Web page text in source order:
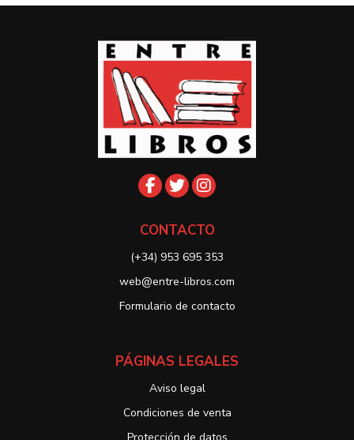
CONTACTO
(+34) 953 695 353
web@entre-libros.com
Formulario de contacto
PÁGINAS LEGALES
Aviso legal
Condiciones de venta